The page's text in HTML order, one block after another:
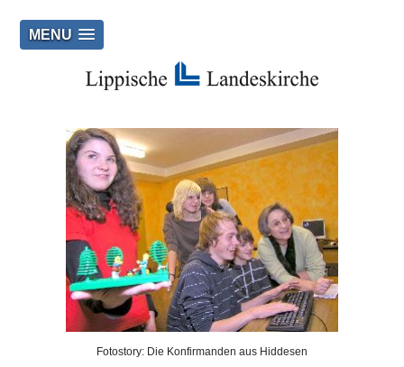
MENU
Fotostory: Die Konfirmanden aus Hiddesen